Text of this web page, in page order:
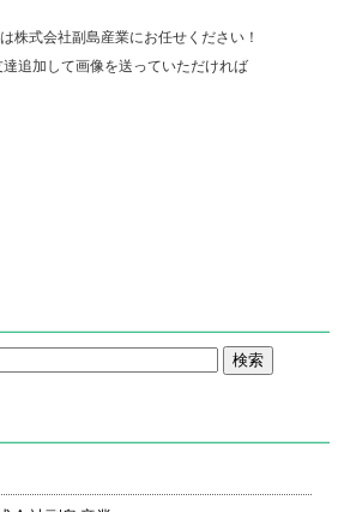
株式会社副島産業にお任せください！
追加して画像を送っていただければ